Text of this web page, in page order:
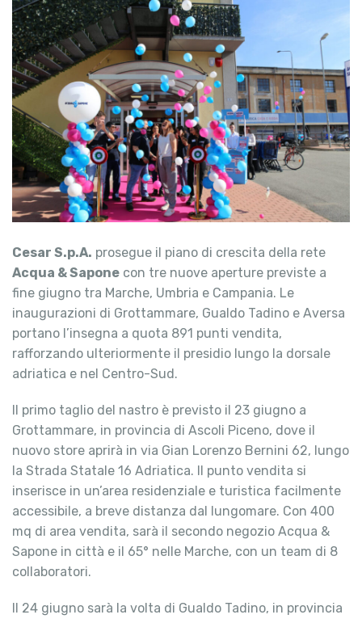
Cesar S.p.A. prosegue il piano di crescita della rete
Acqua & Sapone con tre nuove aperture previste a
fine giugno tra Marche, Umbria e Campania. Le
inaugurazioni di Grottammare, Gualdo Tadino e Aversa
portano l’insegna a quota 891 punti vendita,
rafforzando ulteriormente il presidio lungo la dorsale
adriatica e nel Centro-Sud.
Il primo taglio del nastro è previsto il 23 giugno a
Grottammare, in provincia di Ascoli Piceno, dove il
nuovo store aprirà in via Gian Lorenzo Bernini 62, lungo
la Strada Statale 16 Adriatica. Il punto vendita si
inserisce in un’area residenziale e turistica facilmente
accessibile, a breve distanza dal lungomare. Con 400
mq di area vendita, sarà il secondo negozio Acqua &
Sapone in città e il 65° nelle Marche, con un team di 8
collaboratori.
Il 24 giugno sarà la volta di Gualdo Tadino, in provincia